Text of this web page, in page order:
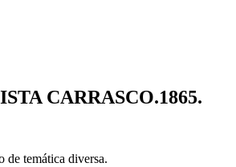
CARRASCO.1865.
de temática diversa.